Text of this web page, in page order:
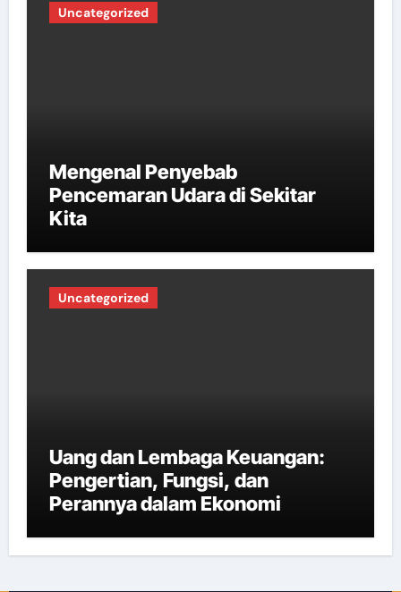
Uncategorized
Mengenal Penyebab
Pencemaran Udara di Sekitar
Kita
Uncategorized
Uang dan Lembaga Keuangan:
Pengertian, Fungsi, dan
Perannya dalam Ekonomi